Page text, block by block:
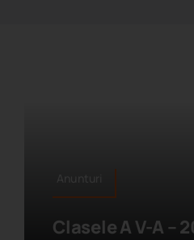
Clasele A V-A –